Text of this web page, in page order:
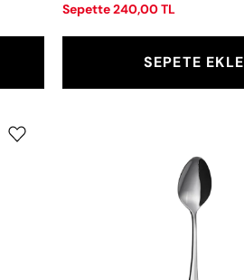
Sepette 240,00 TL
SEPETE EKLE
Çay
Kaşığı